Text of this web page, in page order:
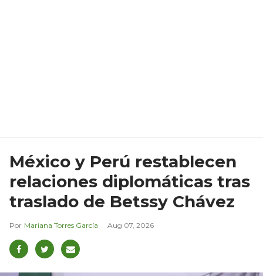
México y Perú restablecen
relaciones diplomáticas tras
traslado de Betssy Chávez
Mariana Torres García Aug 07, 2026